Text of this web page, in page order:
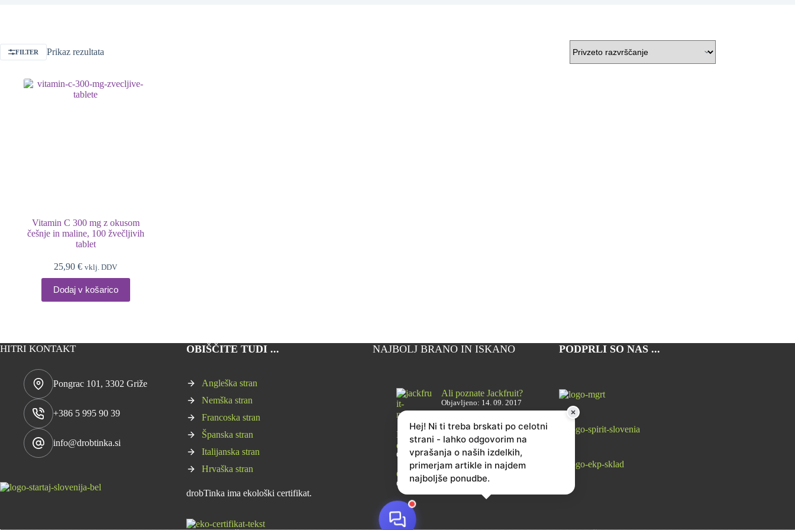
FILTER Prikaz rezultata
Vitamin C 300 mg z okusom
češnje in maline, 100 žvečljivih
tablet
25,90€ vklj. DDV
Dodaj v košarico
HITRI KONTAKT
Pongrac 101, 3302 Griže
+386 5 995 90 39
info@drobtinka.si
OBIŠČITE TUDI ...
Angleška stran
Nemška stran
Francoska stran
Španska stran
Italijanska stran
Hrvaška stran
drobTinka ima ekološki certifikat.
NAJBOLJ BRANO IN ISKANO
Ali poznate Jackfruit?
Objavljeno: 14. 09. 2017
Brusnice – 6 razlogov, zakaj jih je
dobro imeti vedno pri roki
Objavljeno: 28. 02. 2021
Cikorija: zdrav kavni nadomestek
Objavljeno: 22. 02. 2022
PODPRLI SO NAS ...
Hej! Ni ti treba brskati po celotni
strani - lahko odgovorim na
vprašanja o naših izdelkih,
primerjam artikle in najdem
najboljše ponudbe.